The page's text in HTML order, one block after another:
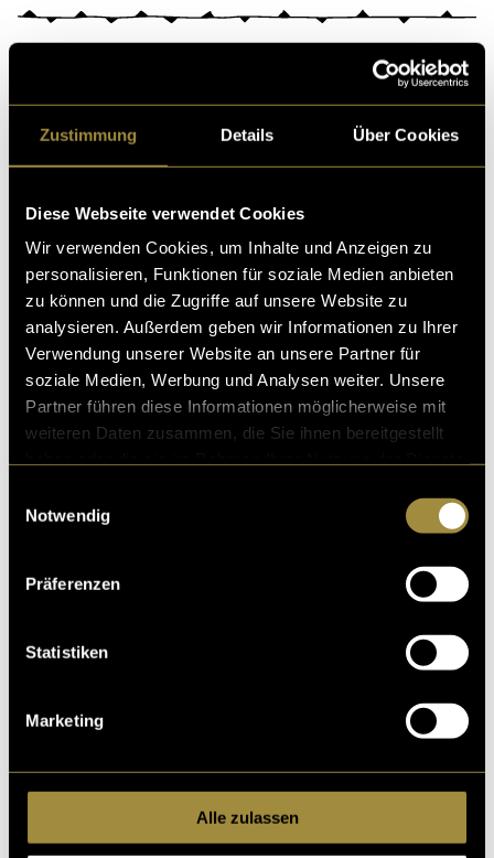
Zustimmung Details Über Cookies
Diese Webseite verwendet Cookies
Wir verwenden Cookies, um Inhalte und Anzeigen zu
personalisieren, Funktionen für soziale Medien anbieten
zu können und die Zugriffe auf unsere Website zu
analysieren. Außerdem geben wir Informationen zu Ihrer
Verwendung unserer Website an unsere Partner für
soziale Medien, Werbung und Analysen weiter. Unsere
Partner führen diese Informationen möglicherweise mit
weiteren Daten zusammen, die Sie ihnen bereitgestellt
Notwendig
Präferenzen
Statistiken
Marketing
Alle zulassen
Ähnliche Artikel
Music & Good Vibes